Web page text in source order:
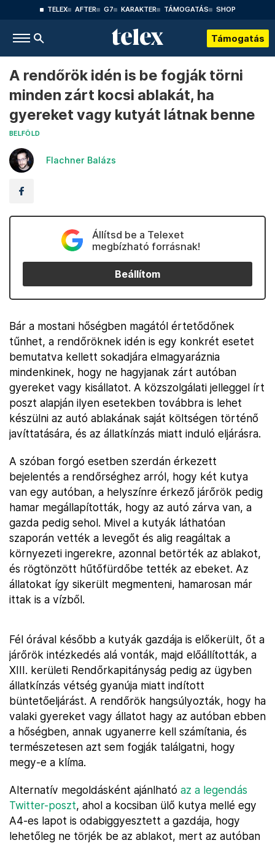
TELEX AFTER G7 KARAKTER TÁMOGATÁS SHOP
Támogatás
A rendőrök idén is be fogják törni
minden zárt kocsi ablakát, ha
gyereket vagy kutyát látnak benne
BELFÖLD
Flachner Balázs
Állítsd be a Telexet
megbízható forrásnak!
Beállítom
Bár a mostani hőségben magától értetődőnek
tűnhet, a rendőröknek idén is egy konkrét esetet
bemutatva kellett sokadjára elmagyaráznia
mindenkinek, hogy ne hagyjanak zárt autóban
gyereket vagy kisállatot. A közszolgálati jelleggel írt
poszt alapján ilyen esetekben továbbra is lehet
készülni az autó ablakának saját költségen történő
javíttatására, és az állatkínzás miatt induló eljárásra.
A szóban forgó esetben szerdán érkezett
bejelentés a rendőrséghez arról, hogy két kutya
van egy autóban, a helyszínre érkező járőrök pedig
hamar megállapították, hogy az autó zárva van, a
gazda pedig sehol. Mivel a kutyák láthatóan
szaporán vették a levegőt és alig reagáltak a
környezeti ingerekre, azonnal betörték az ablakot,
és rögtönzött hűtőfürdőbe tették az ebeket. Az
állatokat így sikerült megmenteni, hamarosan már
ittak is a vízből.
Fél órával később a kutyák gazdája is előkerült, őt a
járőrök intézkedés alá vonták, majd előállították, a
XIII. kerületi Rendőrkapitányság pedig az ügyben
állatkínzás vétség gyanúja miatt indított
büntetőeljárást. A rendőrök hangsúlyozták, hogy ha
valaki gyereket vagy állatot hagy az autóban ebben
a hőségben, annak ugyanerre kell számítania, és
természetesen azt sem fogják találgatni, hogy
megy-e a klíma.
Alternatív megoldásként ajánlható az a legendás
Twitter-poszt, ahol a kocsiban ülő kutya mellé egy
A4-es lapot is odabiggyesztett a gazdája, hogy
lehetőleg ne törjék be az ablakot, mert az autóban